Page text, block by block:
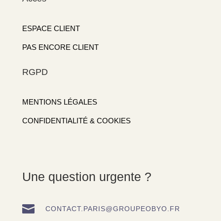
ESPACE CLIENT
PAS ENCORE CLIENT
RGPD
MENTIONS LÉGALES
CONFIDENTIALITÉ & COOKIES
Une question urgente ?
 CONTACT.PARIS@GROUPEOBYO.FR